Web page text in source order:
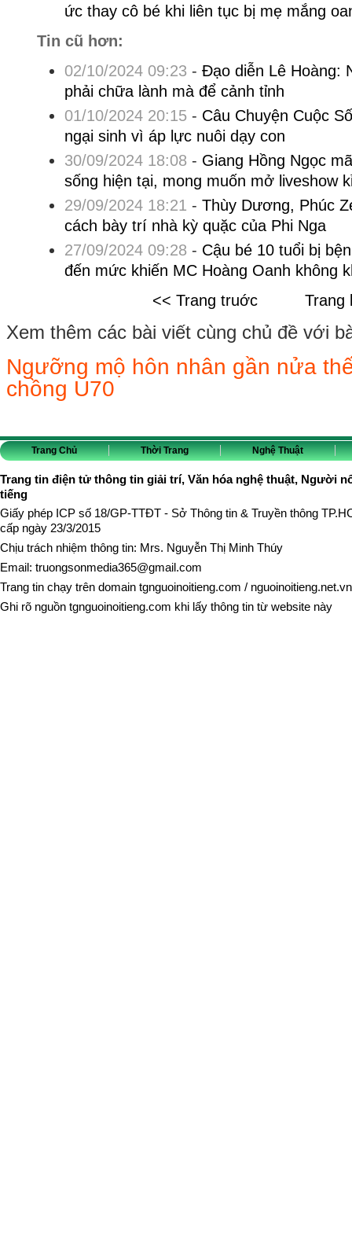
ức thay cô bé khi liên tục bị mẹ mắng
Tin cũ hơn:
02/10/2024 09:23 - Đạo diễn Lê Hoàng:
phải chữa lành mà để cảnh tỉnh
01/10/2024 20:15- Câu Chuyện Cuộc
ngại sinh vì áp lực nuôi dạy con
30/09/2024 18:08 - Giang Hồng Ngọc
sống hiện tại, mong muốn mở liveshow
29/09/2024 18:21 - Thùy Dương, Phúc
cách bày trí nhà kỳ quặc của Phi Nga
27/09/2024 09:28 - Cậu bé 10 tuổi bị
đến mức khiến MC Hoàng Oanh không
<< Trang truớc
Trang
Xem thêm các bài viết cùng chủ đề với
Ngưỡng mộ hôn nhân gần nửa
chồng U70
Trang Chủ Thời Trang Nghệ Thuật
Trang tin điện tử thông tin giải trí, Văn hóa nghệ thuật, Người
tiếng
Giấy phép ICP số 18/GP-TTĐT - Sở Thông tin & Truyền thông
cấp ngày 23/3/2015
Chịu trách nhiệm thông tin: Mrs. Nguyễn Thị Minh Thúy
Email: truongsonmedia365@gmail.com
Trang tin chạy trên domain tgnguoinoitieng.com / nguoinoitieng.net.vn
Ghi rõ nguồn tgnguoinoitieng.com khi lấy thông tin từ website này